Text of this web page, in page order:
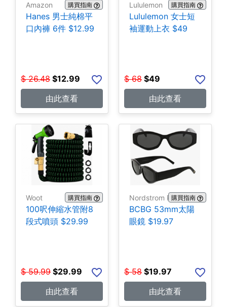
Amazon 購買指南
Hanes 男士純棉平
口內褲 6件 $12.99
$ 26.48 $12.99
由此查看
Lululemon 購買指南
Lululemon 女士短
袖運動上衣 $49
$ 68 $49
由此查看
Woot 購買指南
100呎伸縮水管附8
段式噴頭 $29.99
$ 59.99 $29.99
由此查看
Nordstrom Rack購買指南
BCBG 53mm太陽
眼鏡 $19.97
$ 58 $19.97
由此查看